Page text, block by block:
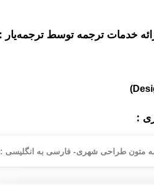
:
متون طراحی شهری- فارسی به انگلیسی :